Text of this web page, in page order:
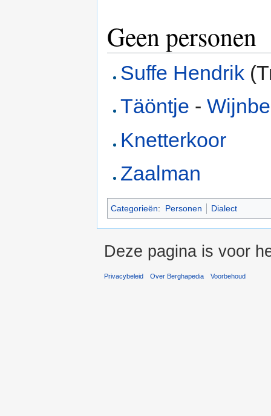
Geen personen
Suffe Hendrik
Täöntje -
Knetterkoor
Zaalman
Categorieën: Personen Dialect
Deze pagina is voor
Privacybeleid Over Berghapedia Voorbehoud